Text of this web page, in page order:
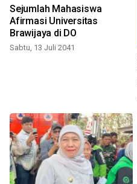
Sejumlah Mahasiswa
Afirmasi Universitas
Brawijaya di DO
Sabtu, 13 Juli 2041